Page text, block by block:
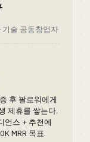
술 공동창업자
후 팔로워에게
제휴를 쌓는다.
언스 + 추천에
MRR 목표.